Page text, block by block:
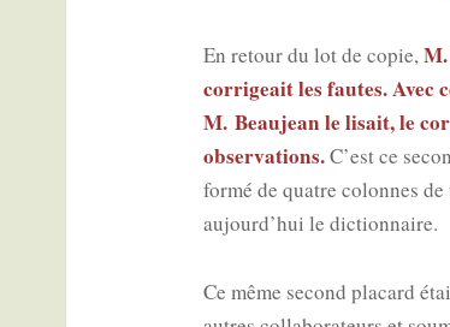
En retour du lot de copie,
cor­ri­geait les fautes. Avec
M. Beau­jean le lisait, le
obser­va­tions.C’est ce
for­mé de quatre colonnes
aujourd’hui le dictionnaire.
Ce même second pla­card